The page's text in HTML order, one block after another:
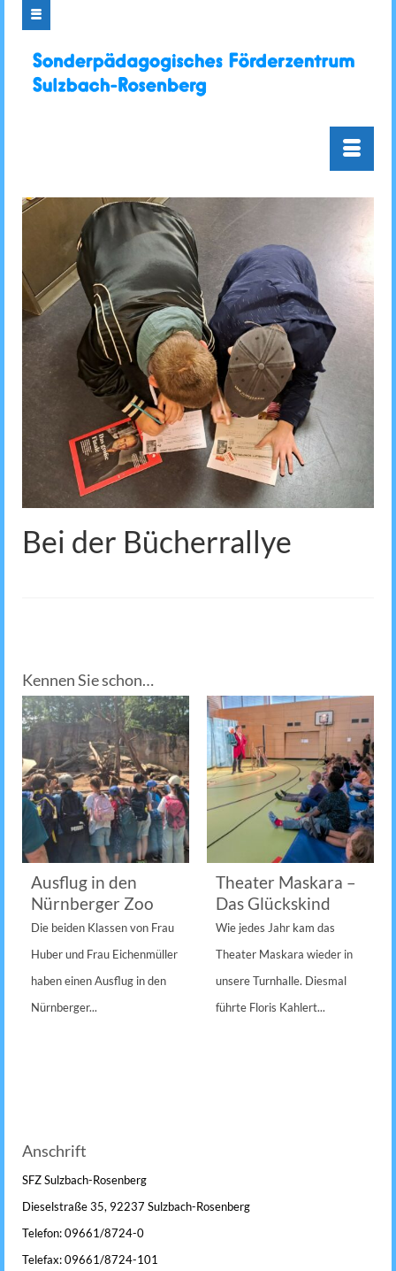
Bei der Bücherrallye
Kennen Sie schon…
Ausflug in den
Nürnberger Zoo
Die beiden Klassen von Frau
Huber und Frau Eichenmüller
haben einen Ausflug in den
Nürnberger...
Theater Maskara –
Das Glückskind
Wie jedes Jahr kam das
Theater Maskara wieder in
unsere Turnhalle. Diesmal
führte Floris Kahlert...
Anschrift
SFZ Sulzbach-Rosenberg
Dieselstraße 35, 92237 Sulzbach-Rosenberg
Telefon: 09661/8724-0
Telefax: 09661/8724-101